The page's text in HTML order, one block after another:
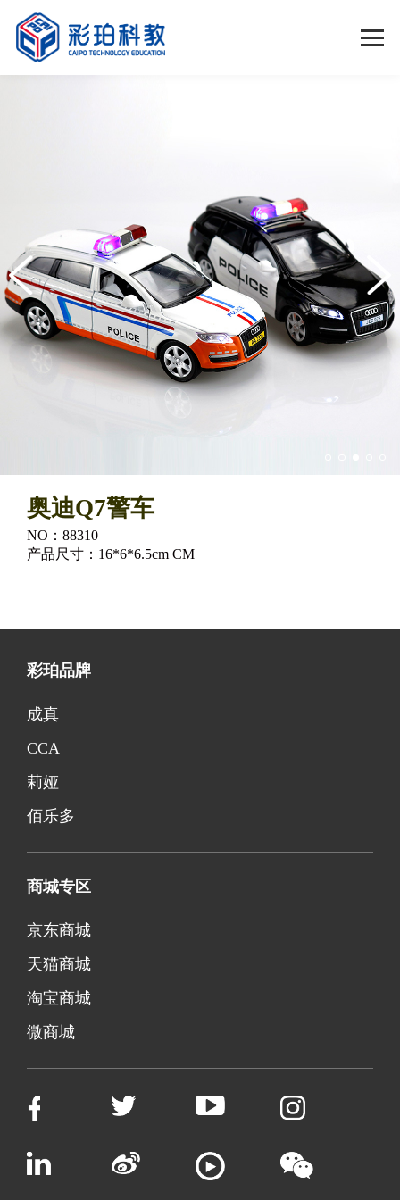
奥迪Q7警车
NO：88310
产品尺寸：16*6*6.5cm CM
彩珀品牌
成真
CCA
莉娅
佰乐多
商城专区
京东商城
天猫商城
淘宝商城
微商城